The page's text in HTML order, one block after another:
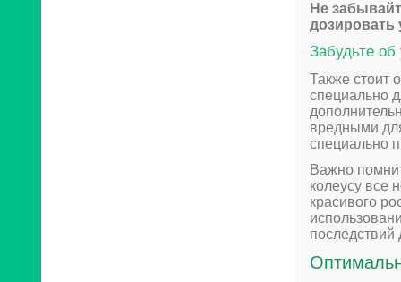
Не
дозировать
Забудьте
Также стоит
специально
вредными
специально
Важно
колеусу все
красивого
последствий